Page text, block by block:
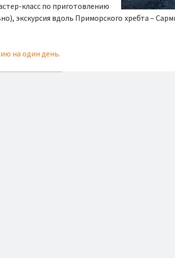
класс по приготовлению
экскурсия вдоль Приморского хребта –
на один день.